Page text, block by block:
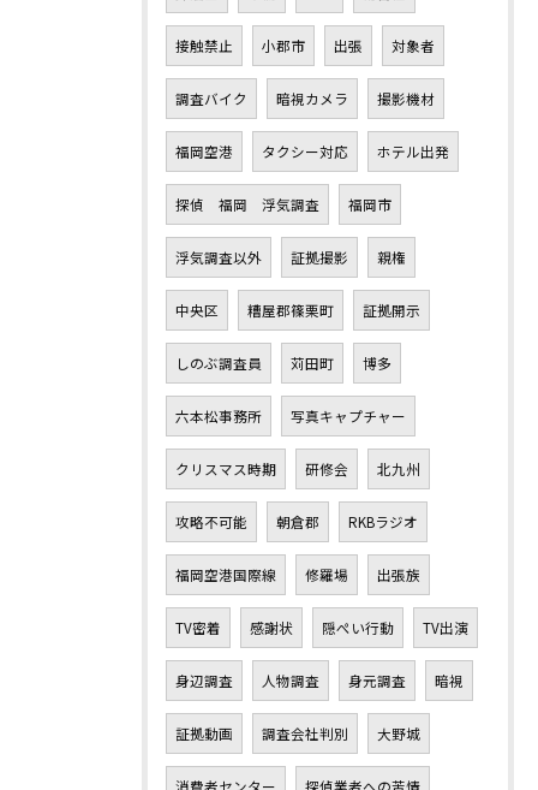
接触禁止 小郡市 出張 対象者
調査バイク 暗視カメラ 撮影機材
福岡空港 タクシー対応 ホテル出発
探偵 福岡 浮気調査 福岡市
浮気調査以外 証拠撮影 親権
中央区 糟屋郡篠栗町 証拠開示
しのぶ調査員 苅田町 博多
六本松事務所 写真キャプチャー
クリスマス時期 研修会 北九州
攻略不可能 朝倉郡 RKBラジオ
福岡空港国際線 修羅場 出張族
TV密着 感謝状 隠ぺい行動 TV出演
身辺調査 人物調査 身元調査 暗視
証拠動画 調査会社判別 大野城